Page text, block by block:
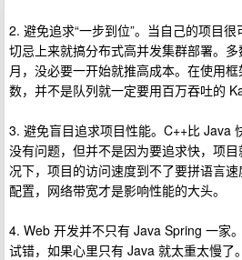
2. 避免追求“一步到位”。当自己的项目很
切忌上来就搞分布式高并发集群部署。
月，没必要一开始就推高成本。在使用
数，并不是队列就一定要用百万吞吐的
3. 避免盲目追求项目性能。C++比 Java
没有问题，但并不是因为要追求快，项
况下，项目的访问速度到不了要拼语言
配置，网络带宽才是影响性能的大头。
4. Web 开发并不只有 Java Spring 一家
试错，如果心里只有 Java 就太重太慢了